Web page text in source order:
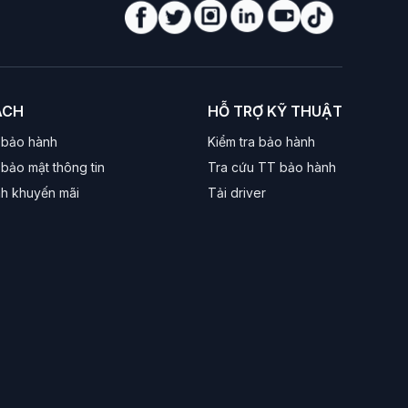
hơn có thể có thêm đầu PCIe 6-pin/8-pin cho
hành
mật thông tin
khuyến mãi
HỖ TRỢ KỸ THUẬT
Kiểm tra bảo hành
Tra cứu TT bảo hành
Tải driver